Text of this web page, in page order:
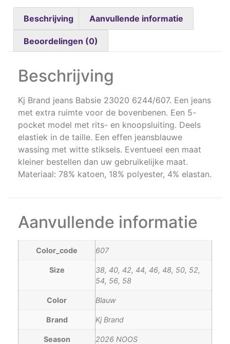
Beschrijving Aanvullende informatie
Beoordelingen (0)
Beschrijving
Kj Brand jeans Babsie 23020 6244/607. Een jeans
met extra ruimte voor de bovenbenen. Een 5-
pocket model met rits- en knoopsluiting. Deels
elastiek in de taille. Een effen jeansblauwe
wassing met witte stiksels. Eventueel een maat
kleiner bestellen dan uw gebruikelijke maat.
Materiaal: 78% katoen, 18% polyester, 4% elastan.
Aanvullende informatie
Color_code 607
Size
38, 40, 42, 44, 46, 48, 50, 52,
54, 56, 58
Color Blauw
Brand Kj Brand
Season 2026 NOOS